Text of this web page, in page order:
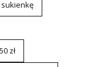
sukienkę
zł